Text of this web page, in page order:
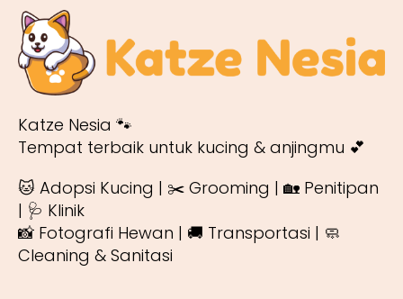
Katze Nesia 🐾
Tempat terbaik untuk kucing & anjingmu 💕
🐱 Adopsi Kucing | ✂️ Grooming | 🏡 Penitipan
| 🩺 Klinik
📸 Fotografi Hewan | 🚚 Transportasi | 🧼
Cleaning & Sanitasi